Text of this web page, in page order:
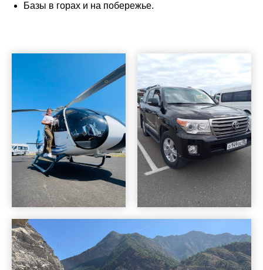
Базы в горах и на побережье.